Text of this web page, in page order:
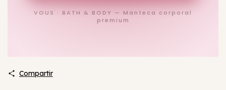
VOUS · BATH & BODY — Manteca corporal
premium
Compartir